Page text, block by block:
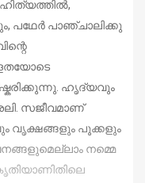
പഥേർ പാഞ്ചാലിക്കു
ഹൃദ്യവും
സജീവമാണ്
വൃക്ഷങ്ങളും പൂക്കളും
നമ്മെ